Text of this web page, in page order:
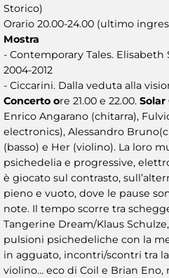
Storico)
Orario 20.00-24.00 (ultimo
Mostra
- Contemporary Tales.
2004-2012
- Ciccarini. Dalla veduta alla
Concerto ore 21.00 e 22.00. Solar
Enrico Angarano (chitarra),
electronics), Alessandro
(basso) e Her (violino). La loro
psichedelia e progressive,
è giocato sul contrasto,
pieno e vuoto, dove le pause
note. Il tempo scorre tra
Tangerine Dream/Klaus
pulsioni psichedeliche con la
in agguato, incontri/scontri tra
violino… eco di Coil e Brian